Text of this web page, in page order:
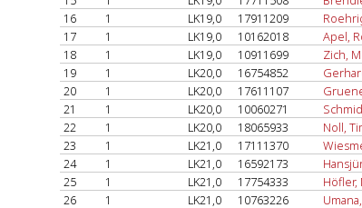
16
1 LK19,0 17911209
17
1 LK19,0 10162018 Apel,
18
1 LK19,0 10911699 Zich,
19
1 LK20,0 16754852
20
1 LK20,0 17611107
21
1 LK20,0 10060271
22
1 LK20,0 18065933 Noll,
23
1 LK21,0 17111370
24
1 LK21,0 16592173
25
1 LK21,0 17754333 Höfler,
26
1 LK21,0 10763226